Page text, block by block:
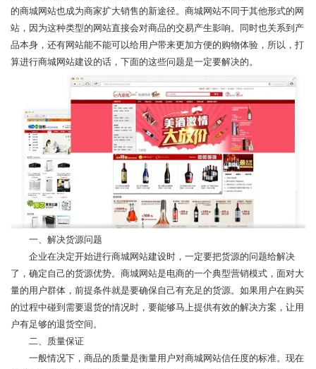
的商城网站也成为商家扩大销售的新途径。商城网站不同于其他形式的网
站，因为这种类型的网站直接会对商品的交易产生影响。同时也关系到产
品本身，还有网站能不能可以给用户带来更加方便的购物体验，所以，打
算进行商城网站建设的话，下面的这些问题是一定要解决的。
一、解决货源问题
企业在决定开始进行商城网站建设时，一定要把货源的问题给解决
了，确定自己的货源优势。商城网站是电商的一个典型营销模式，面对大
量的用户群体，前提条件就是要确保自己有充足的货源。如果用户在购买
的过程中碰到需要退货的情况时，要能够马上提供有效的解决方案，让用
户有足够的退货空间。
二、质量保证
一般情况下，商品的质量是衡量用户对商城网站信任度的标准。现在